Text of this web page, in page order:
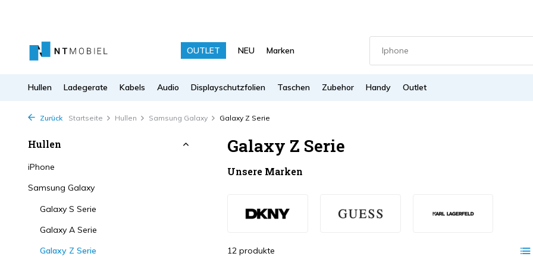
OUTLET NEU Marken
Hullen Ladegerate Kabels Audio Displayschutzfolien Taschen Zubehor Handy Outlet
Zurück Startseite Hullen Samsung Galaxy Galaxy Z Serie
Hullen
iPhone
Samsung Galaxy
Galaxy S Serie
Galaxy A Serie
Galaxy Z Serie
Galaxy Z Serie
Unsere Marken
12 produkte